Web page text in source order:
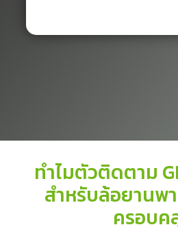
ทำไมตัวติดตาม
สำหรับล้อยานพ
ครอบค